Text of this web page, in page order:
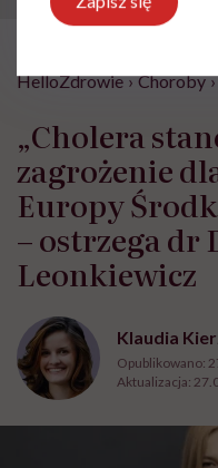
HelloZdrowie › Choroby ›
„Cholera
zagrożenie
Europy
– ostrzega dr
Leonkiewicz
Klaudia
Opublikowano:
Aktualizacja: